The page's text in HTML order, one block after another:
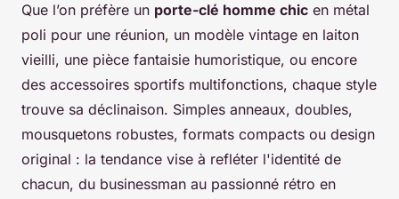
Que l’on préfère un porte-clé homme chic en métal
poli pour une réunion, un modèle vintage en laiton
vieilli, une pièce fantaisie humoristique, ou encore
des accessoires sportifs multifonctions, chaque style
trouve sa déclinaison. Simples anneaux, doubles,
mousquetons robustes, formats compacts ou design
original : la tendance vise à refléter l'identité de
chacun, du businessman au passionné rétro en